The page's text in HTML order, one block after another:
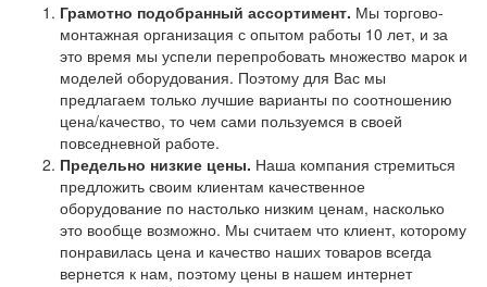
Грамотно подобранный ассортимент. Мы торгово-
монтажная организация с опытом работы 10 лет, и за
это время мы успели перепробовать множество марок и
моделей оборудования. Поэтому для Вас мы
предлагаем только лучшие варианты по соотношению
цена/качество, то чем сами пользуемся в своей
повседневной работе.
Предельно низкие цены. Наша компания стремиться
предложить своим клиентам качественное
оборудование по настолько низким ценам, насколько
это вообще возможно. Мы считаем что клиент, которому
понравилась цена и качество наших товаров всегда
вернется к нам, поэтому цены в нашем интернет